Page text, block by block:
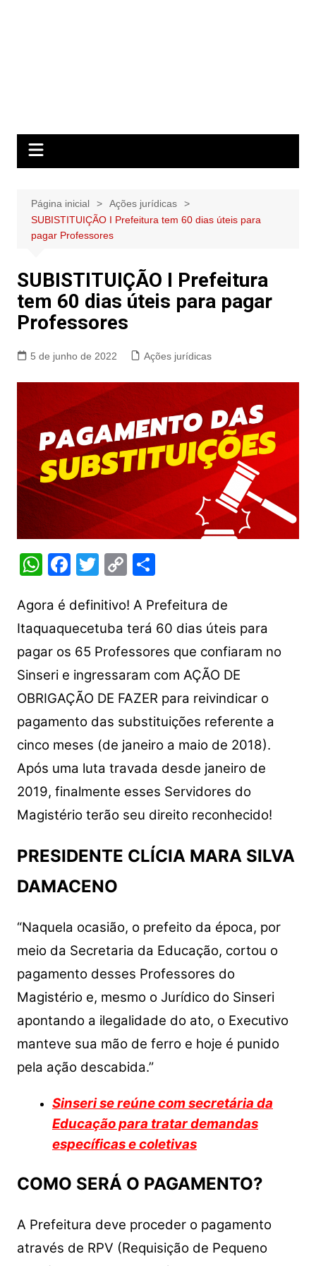
Página inicial
Ações jurídicas
SUBISTITUIÇÃO I Prefeitura tem 60 dias úteis para
pagar Professores
SUBISTITUIÇÃO I Prefeitura
tem 60 dias úteis para pagar
Professores
5 de junho de 2022 Ações jurídicas
W
at
s
A
p
p
F
c
e
b
o
o
k
T
itt
er
C
p
y
Li
n
k
S
ar
e
Agora é definitivo! A Prefeitura de
Itaquaquecetuba terá 60 dias úteis para
pagar os 65 Professores que confiaram no
Sinseri e ingressaram com AÇÃO DE
OBRIGAÇÃO DE FAZER para reivindicar o
pagamento das substituições referente a
cinco meses (de janeiro a maio de 2018).
Após uma luta travada desde janeiro de
2019, finalmente esses Servidores do
Magistério terão seu direito reconhecido!
PRESIDENTE CLÍCIA MARA SILVA
DAMACENO
“Naquela ocasião, o prefeito da época, por
meio da Secretaria da Educação, cortou o
pagamento desses Professores do
Magistério e, mesmo o Jurídico do Sinseri
apontando a ilegalidade do ato, o Executivo
manteve sua mão de ferro e hoje é punido
pela ação descabida.”
Sinseri se reúne com secretária da
Educação para tratar demandas
específicas e coletivas
COMO SERÁ O PAGAMENTO?
A Prefeitura deve proceder o pagamento
através de RPV (Requisição de Pequeno